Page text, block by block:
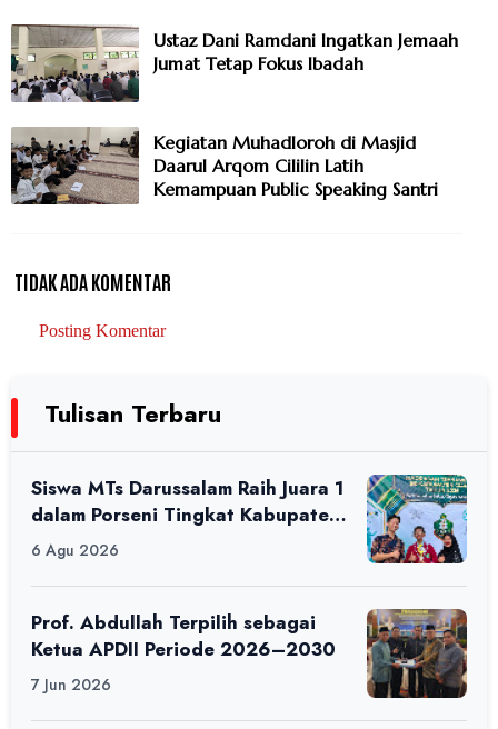
Ustaz Dani Ramdani Ingatkan Jemaah
Jumat Tetap Fokus Ibadah
Kegiatan Muhadloroh di Masjid
Daarul Arqom Cililin Latih
Kemampuan Public Speaking Santri
TIDAK ADA KOMENTAR
Posting Komentar
Tulisan Terbaru
Siswa MTs Darussalam Raih Juara 1
dalam Porseni Tingkat Kabupaten
6 Agu 2026
Prof. Abdullah Terpilih sebagai
Ketua APDII Periode 2026–2030
7 Jun 2026